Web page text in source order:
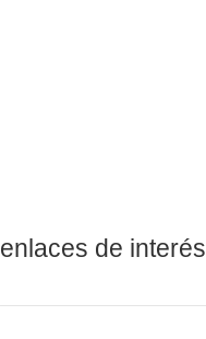
enlaces de interés